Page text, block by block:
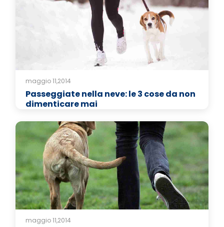
maggio 11,2014
Passeggiate nella neve: le 3 cose da non
dimenticare mai
maggio 11,2014